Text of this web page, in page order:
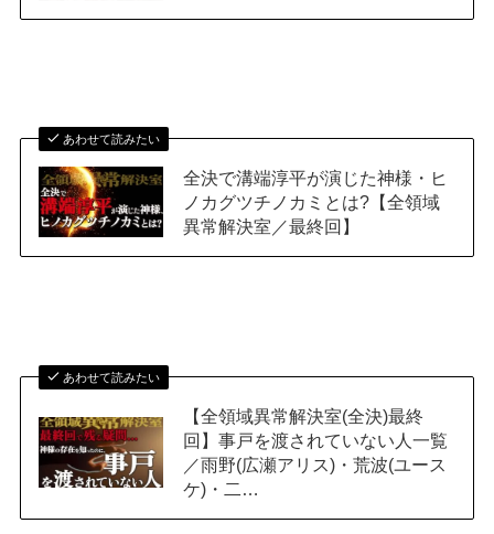
あわせて読みたい
全決で溝端淳平が演じた神様・ヒ
ノカグツチノカミとは?【全領域
異常解決室／最終回】
あわせて読みたい
【全領域異常解決室(全決)最終
回】事戸を渡されていない人一覧
／雨野(広瀬アリス)・荒波(ユース
ケ)・二…